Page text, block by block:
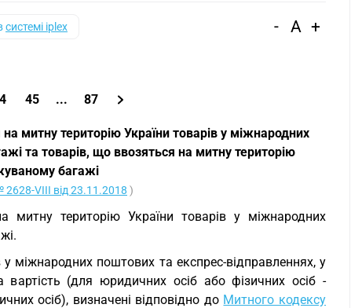
системі iplex - A +
45 ... 87
митну територію України товарів у міжнародних
та товарів, що ввозяться на митну територію
багажі
2628-VIII від 23.11.2018 )
митну територію України товарів у міжнародних
міжнародних поштових та експрес-відправленнях, у
(для юридичних осіб або фізичних осіб -
осіб), визначені відповідно до Митного кодексу